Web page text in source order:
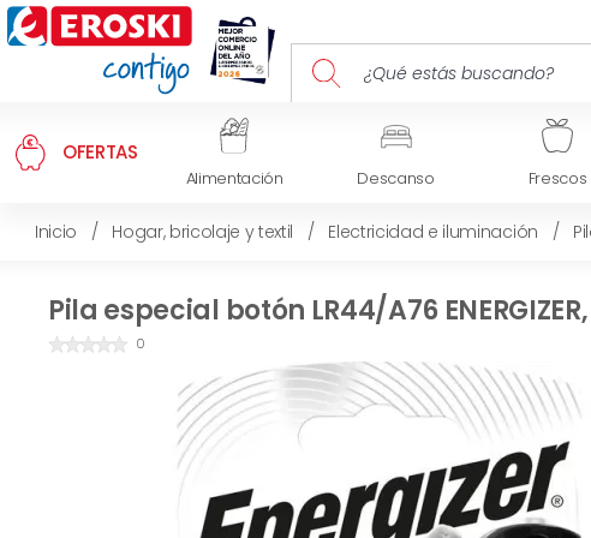
OFERTAS
Alimentación Descanso Frescos
Inicio / Hogar, bricolaje y textil / Electricidad e iluminación /
Pila especial botón LR44/A76
0